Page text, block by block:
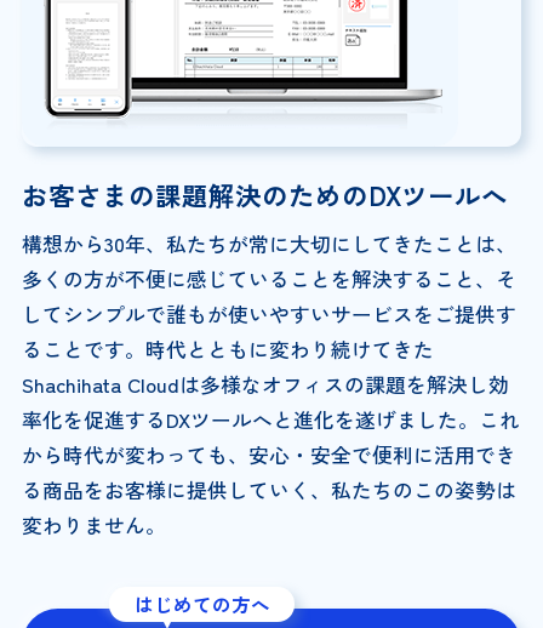
お客さまの課題解決のためのDXツールへ
構想から30年、私たちが常に大切にしてきたことは、
多くの方が不便に感じていることを解決すること、そ
してシンプルで誰もが使いやすいサービスをご提供す
ることです。時代とともに変わり続けてきた
Shachihata Cloudは多様なオフィスの課題を解決し効
率化を促進するDXツールへと進化を遂げました。これ
から時代が変わっても、安心・安全で便利に活用でき
る商品をお客様に提供していく、私たちのこの姿勢は
変わりません。
はじめての方へ